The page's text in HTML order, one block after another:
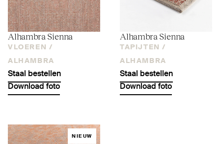
Alhambra Sienna
VLOEREN /
ALHAMBRA
Staal bestellen
Download foto
Alhambra Sienna
TAPIJTEN /
ALHAMBRA
Staal bestellen
Download foto
NIEUW